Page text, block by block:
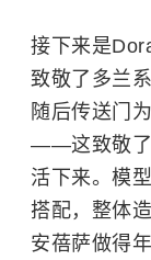
接下来是
致敬了多兰
随后传送门
——这致敬了
活下来。模
搭配，整体
安蓓萨做得